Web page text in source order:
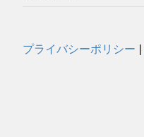
プライバシーポリシー |